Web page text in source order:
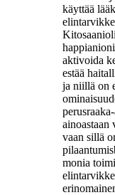
käyttää
aktivoida
estää
ja niillä on
ainoastaan
vaan sillä
monia